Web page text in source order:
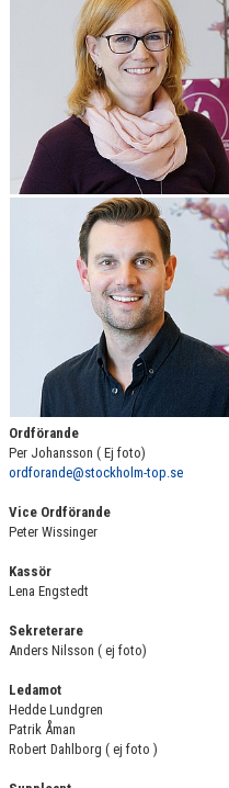
MEDICINSK SUPPORT
STÖD STG
STG-HALLEN
VÄRDEGRUND
FÖRENINGSPRODUKTER
MÄRKESTAGNING
Ordförande
Per Johansson ( Ej foto)
ordforande@stockholm-top.se
Vice Ordförande
Peter Wissinger
Kassör
Lena Engstedt
Sekreterare
Anders Nilsson ( ej foto)
Ledamot
Hedde Lundgren
Patrik Åman
Robert Dahlborg ( ej foto )